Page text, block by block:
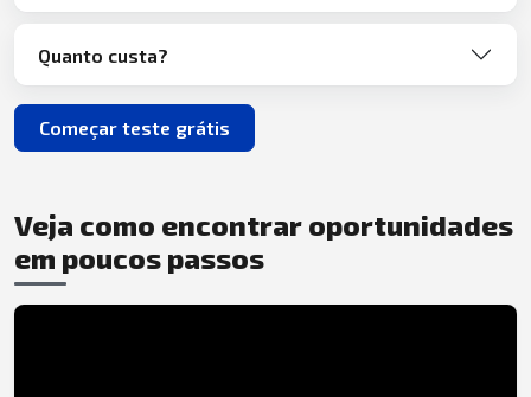
Quanto custa?
Começar teste grátis
Veja como encontrar oportunidades
em poucos passos